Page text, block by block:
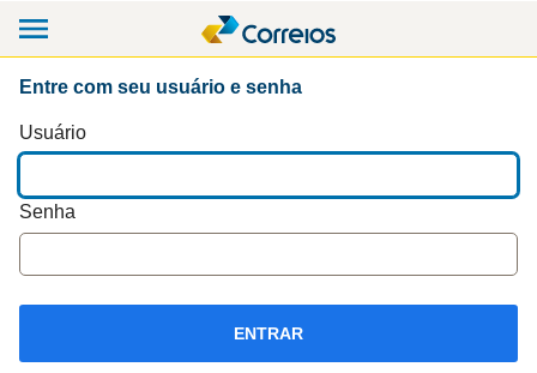
Entre com seu usuário e senha
Usuário
Senha
ENTRAR